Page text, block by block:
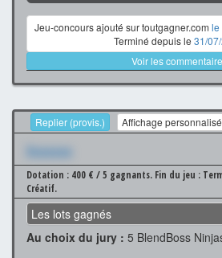
Jeu-concours ajouté sur toutgagner.com le
Terminé depuis le 31/
Voir les
Replier (provis.) Affichage personnalisé
Xxxxxxx
Dotation : 400 € / 5 gagnants. Fin du jeu :
Créatif.
Les lots gagnés
Au choix du jury : 5 BlendBoss